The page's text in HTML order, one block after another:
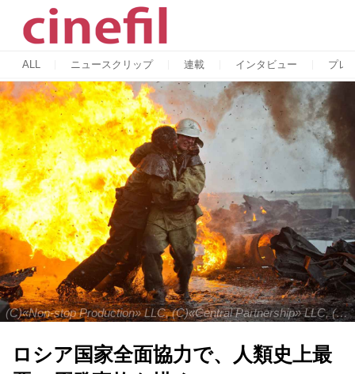
ALL ニュースクリップ 連載 インタビュー プレ
(C)«Non-stop Production» LLC, (C)«Central Partnership» LLC, (C)«GPM KIT» LLC, 2020. All Rights Reserved.
ロシア国家全面協力で、人類史上最